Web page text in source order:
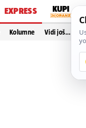
EXPRESS
Kolumne Vidi još…